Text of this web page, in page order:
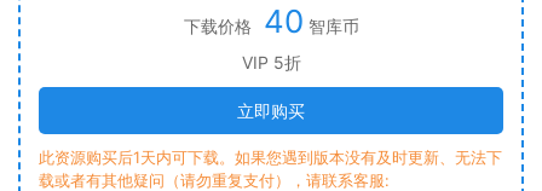
下载价格 40 智库币
VIP 5折
立即购买
此资源购买后1天内可下载。如果您遇到版本没有及时更新、无法下
载或者有其他疑问（请勿重复支付），请联系客服: